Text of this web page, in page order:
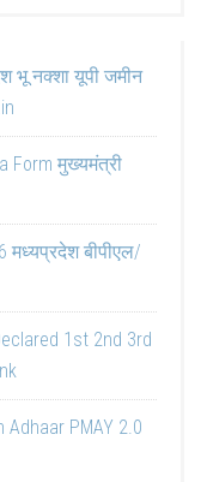
भू नक्शा यूपी जमीन
Form मुख्यमंत्री
मध्यप्रदेश बीपीएल/
1st 2nd 3rd
Adhaar PMAY 2.0